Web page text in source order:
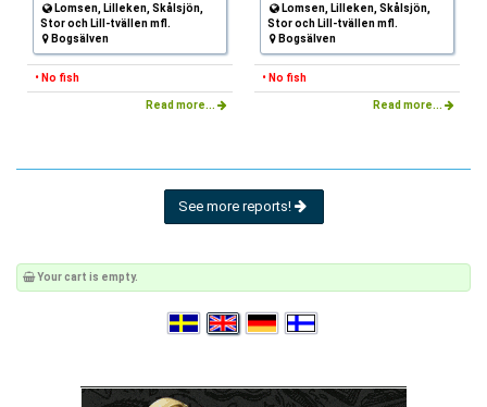
Lomsen, Lilleken, Skålsjön,
Stor och Lill-tvällen mfl.
Bogsälven
• No fish
Read more...
Lomsen, Lilleken, Skålsjön,
Stor och Lill-tvällen mfl.
Bogsälven
• No fish
Read more...
See more reports!
Your cart is empty.